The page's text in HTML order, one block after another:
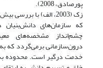
پور‌صادق، 2008).
که سازمان‌های
چشم‌انداز مشخصه‌های
درون‌سازمانی برمی‌گردد که
خدمت درگیر است. محدوده